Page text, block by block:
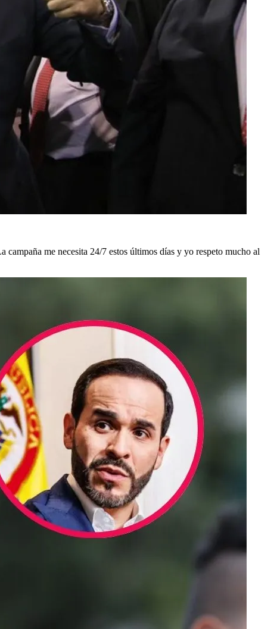
me necesita 24/7 estos últimos días y yo respeto mucho al